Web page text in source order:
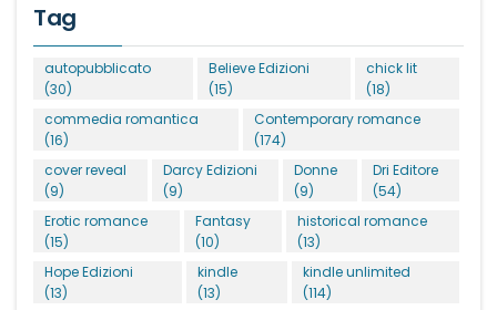
Tag
autopubblicato
(30)
Believe Edizioni
(15)
chick lit
(18)
commedia romantica
(16)
Contemporary romance
(174)
cover reveal
(9)
Darcy Edizioni
(9)
Donne
(9)
Dri Editore
(54)
Erotic romance
(15)
Fantasy
(10)
historical romance
(13)
Hope Edizioni
(13)
kindle
(13)
kindle unlimited
(114)